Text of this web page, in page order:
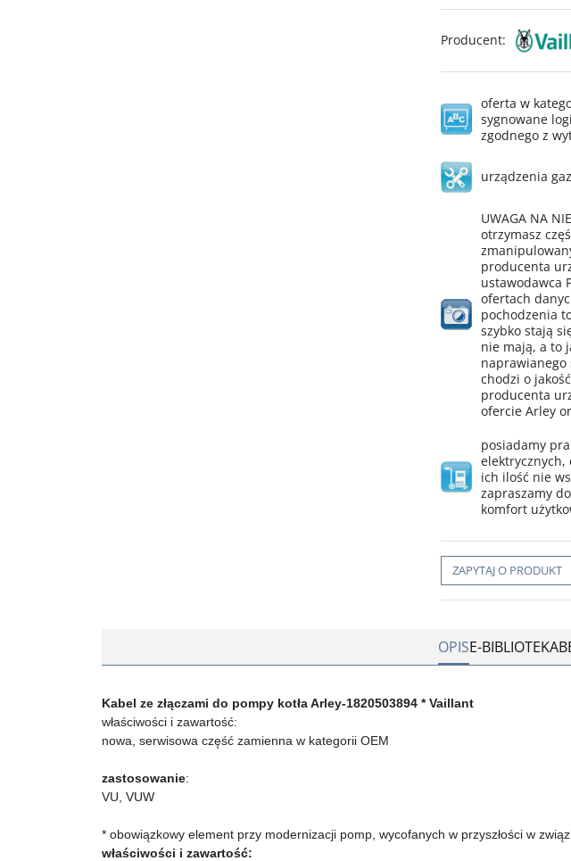
Producent:
oferta w
sygnowane
zgodnego z
urządzenia
UWAGA NA
otrzymasz
producenta
ustawodawca
ofertach
pochodzenia
szybko stają
nie mają, a to
naprawianego
chodzi o
producenta
ofercie Arley
posiadamy
elektrycznych,
ich ilość nie
zapraszamy
komfort
ZAPYTAJ O PRODUKT
OPISE-BIBLIOTEKA
Kabel ze złączami do pompy kotłaArley-1820503894 * Vaillant
właściwości i zawartość:
nowa, serwisowa część zamienna w kategorii OEM
zastosowanie:
VU, VUW
* obowiązkowy element przy modernizacji pomp, wycofanych w przyszłości w
właściwości i zawartość: